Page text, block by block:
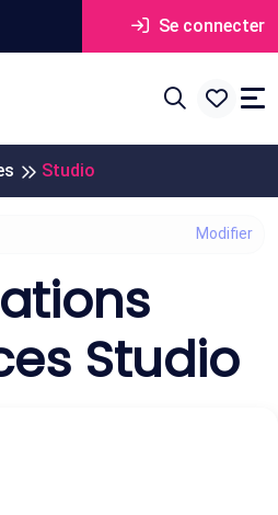
Se connecter
Studio
Studio